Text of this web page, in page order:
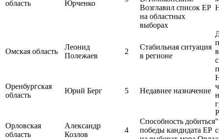
область
Юрченко
Возглавил список ЕР
на областных
выборах
Омская область
Леонид
Полежаев
2
Стабильная ситуация
в регионе
Оренбургская
область
Юрий Берг 5 Недавнее назначение
Орловская
область
Александр
Козлов
4
Способность добиться
победы кандидата ЕР